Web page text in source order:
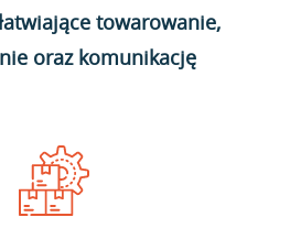
towarowanie,
oraz komunikację